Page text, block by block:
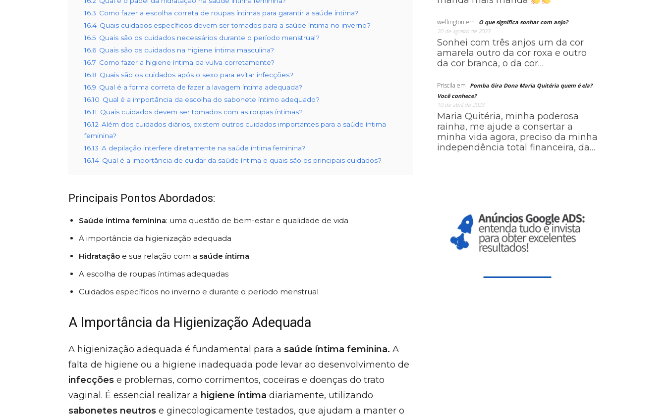
16.3 Como fazer a escolha correta de roupas íntimas para garantir a saúde íntima?
16.4 Quais cuidados específicos devem ser tomados para a saúde íntima no inverno?
16.5 Quais são os cuidados necessários durante o período menstrual?
16.6 Quais são os cuidados na higiene íntima masculina?
16.7 Como fazer a higiene íntima da vulva corretamente?
16.8 Quais são os cuidados após o sexo para evitar infecções?
16.9 Qual é a forma correta de fazer a lavagem íntima adequada?
16.10 Qual é a importância da escolha do sabonete íntimo adequado?
16.11 Quais cuidados devem ser tomados com as roupas íntimas?
16.12 Além dos cuidados diários, existem outros cuidados importantes para a saúde íntima
feminina?
16.13 A depilação interfere diretamente na saúde íntima feminina?
16.14 Qual é a importância de cuidar da saúde íntima e quais são os principais cuidados?
Principais Pontos Abordados:
Saúde íntima feminina: uma questão de bem-estar e qualidade de vida
A importância da higienização adequada
Hidratação e sua relação com a saúde íntima
A escolha de roupas íntimas adequadas
Cuidados específicos no inverno e durante o período menstrual
A Importância da Higienização Adequada
A higienização adequada é fundamental para a saúde íntima feminina. A
falta de higiene ou a higiene inadequada pode levar ao desenvolvimento de
infecções e problemas, como corrimentos, coceiras e doenças do trato
vaginal. É essencial realizar a higiene íntima diariamente, utilizando
sabonetes neutros e ginecologicamente testados, que ajudam a manter o
wellington em
O que significa sonhar com anjo?
20 de agosto de 2023
Sonhei com três anjos um da cor
amarela outro da cor roxa e outro
da cor branca, o da cor…
Priscila em
Pomba Gira Dona Maria Quitéria quem é ela?
Você conhece?
10 de abril de 2023
Maria Quitéria, minha poderosa
rainha, me ajude a consertar a
minha vida agora, preciso da minha
independência total financeira, da…